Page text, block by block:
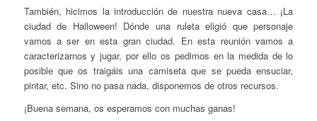
También, hicimos la introducción de nuestra nueva casa… ¡La
ciudad de Halloween! Dónde una ruleta eligió que personaje
vamos a ser en esta gran ciudad. En esta reunión vamos a
caracterizarnos y jugar, por ello os pedimos en la medida de lo
posible que os traigáis una camiseta que se pueda ensuciar,
pintar, etc. Sino no pasa nada, disponemos de otros recursos.
¡Buena semana, os esperamos con muchas ganas!